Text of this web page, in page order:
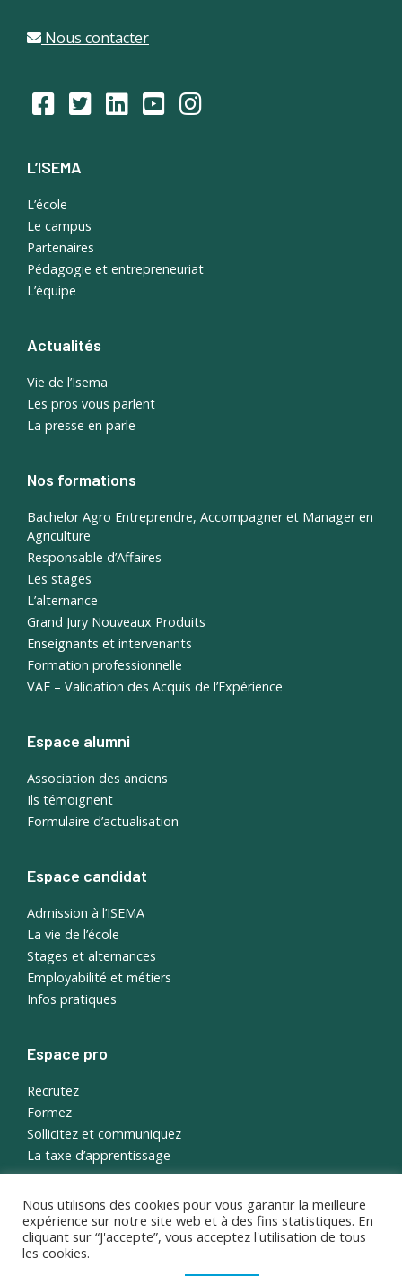
Nous contacter
L’ISEMA
L’école
Le campus
Partenaires
Pédagogie et entrepreneuriat
L’équipe
Actualités
Vie de l’Isema
Les pros vous parlent
La presse en parle
Nos formations
Bachelor Agro Entreprendre, Accompagner et Manager en
Agriculture
Responsable d’Affaires
Les stages
L’alternance
Grand Jury Nouveaux Produits
Enseignants et intervenants
Formation professionnelle
VAE – Validation des Acquis de l’Expérience
Espace alumni
Association des anciens
Ils témoignent
Formulaire d’actualisation
Espace candidat
Admission à l’ISEMA
La vie de l’école
Stages et alternances
Employabilité et métiers
Infos pratiques
Espace pro
Recrutez
Formez
Sollicitez et communiquez
La taxe d’apprentissage
English
Portail étudiant
Nous utilisons des cookies pour vous garantir la meilleure
expérience sur notre site web et à des fins statistiques. En
cliquant sur “J'accepte”, vous acceptez l'utilisation de tous
les cookies.